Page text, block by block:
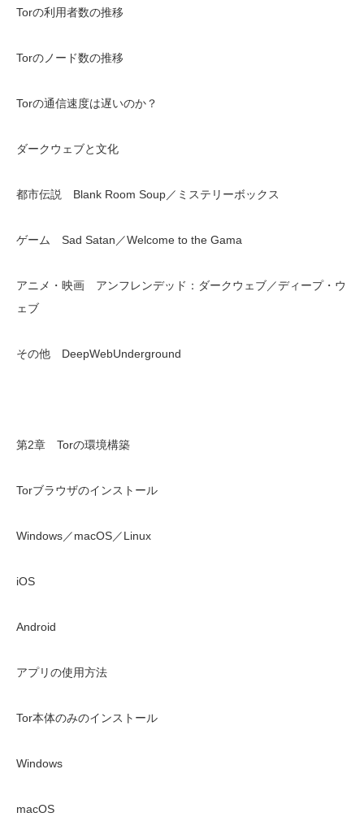
Torの利用者数の推移
Torのノード数の推移
Torの通信速度は遅いのか？
ダークウェブと文化
都市伝説 Blank Room Soup／ミステリーボックス
ゲーム Sad Satan／Welcome to the Gama
アニメ・映画 アンフレンデッド：ダークウェブ／ディープ・ウ
ェブ
その他 DeepWebUnderground
第2章 Torの環境構築
Torブラウザのインストール
Windows／macOS／Linux
iOS
Android
アプリの使用方法
Tor本体のみのインストール
Windows
macOS